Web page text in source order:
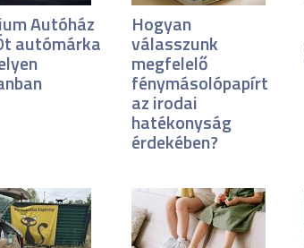
Autóház
autómárka
Hogyan
válasszunk
megfelelő
fénymásolópapírt
az irodai
hatékonyság
érdekében?